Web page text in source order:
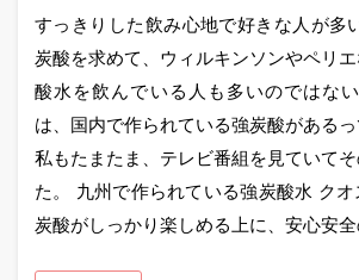
すっきりした飲み心地で好きな人が多
炭酸を求めて、ウィルキンソンやペリ
酸水を飲んでいる人も多いのではな
は、国内で作られている強炭酸がある
私もたまたま、テレビ番組を見ていて
た。 九州で作られている強炭酸水 ク
炭酸がしっかり楽しめる上に、安心安